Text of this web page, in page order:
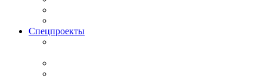
Спецпроекты